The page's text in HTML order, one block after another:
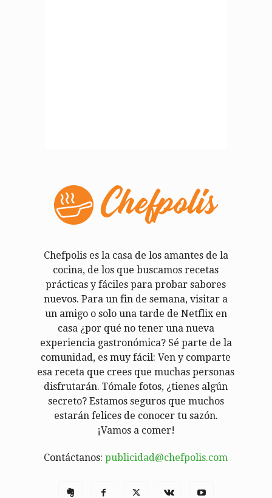
Chefpolis es la casa de los amantes de la
cocina, de los que buscamos recetas
prácticas y fáciles para probar sabores
nuevos. Para un fin de semana, visitar a
un amigo o solo una tarde de Netflix en
casa ¿por qué no tener una nueva
experiencia gastronómica? Sé parte de la
comunidad, es muy fácil: Ven y comparte
esa receta que crees que muchas personas
disfrutarán. Tómale fotos, ¿tienes algún
secreto? Estamos seguros que muchos
estarán felices de conocer tu sazón.
¡Vamos a comer!
Contáctanos:publicidad@chefpolis.com